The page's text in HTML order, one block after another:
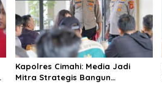
Kapolres Cimahi: Media Jadi
Mitra Strategis Bangun